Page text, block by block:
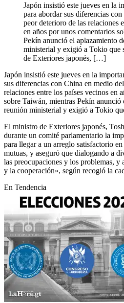
Japón insistió este jueves en la
para abordar sus diferencias
peor deterioro de las relaciones
en años por unos comentarios
Pekín anunció el aplazamiento
ministerial y exigió a Tokio que
de Exteriores japonés, […]
Japón insistió este jueves en la
sus diferencias con China en medio
relaciones entre los países vecinos en
sobre Taiwán, mientras Pekín anunció
reunión ministerial y exigió a Tokio
El ministro de Exteriores japonés,
durante un comité parlamentario la
para llegar a un arreglo satisfactorio
mutuas, y aseguró que dialogando a
las preocupaciones y los problemas, y
y la cooperación», según recogió la
En Tendencia